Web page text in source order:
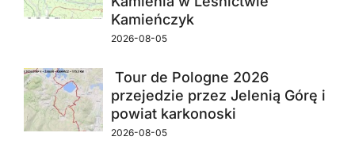
Kamieńczyk
2026-08-05
Tour de Pologne 2026
przejedzie przez Jelenią Górę i
powiat karkonoski
2026-08-05